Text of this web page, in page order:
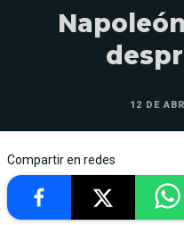
12 DE
Compartir en redes